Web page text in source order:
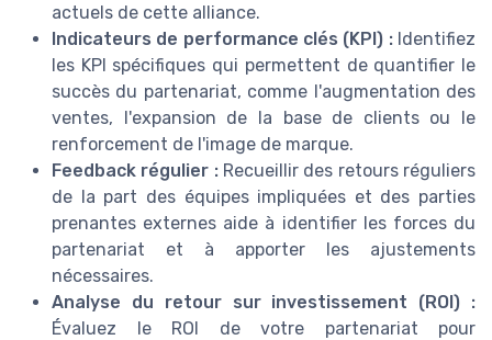
actuels de cette alliance.
Indicateurs de performance clés (KPI) :Identifiez
les KPI spécifiques qui permettent de quantifier le
succès du partenariat, comme l'augmentation des
ventes, l'expansion de la base de clients ou le
renforcement de l'image de marque.
Feedback régulier :Recueillir des retours réguliers
de la part des équipes impliquées et des parties
prenantes externes aide à identifier les forces du
partenariat et à apporter les ajustements
nécessaires.
Analyse du retour sur investissement (ROI) :
Évaluez le ROI de votre partenariat pour